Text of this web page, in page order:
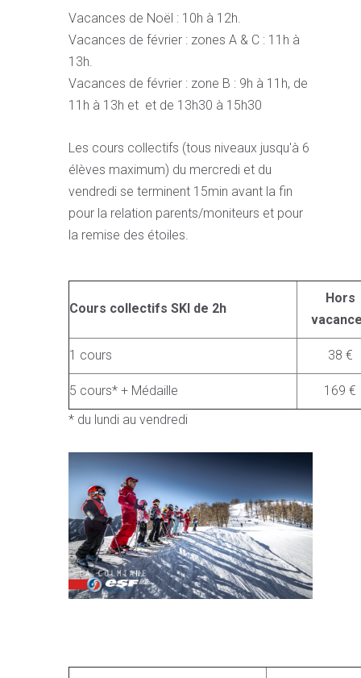
Vacances de Noël : 10h à 12h.
Vacances de février : zones A & C : 11h à
13h.
Vacances de février : zone B : 9h à 11h, de
11h à 13h et et de 13h30 à 15h30
Les cours collectifs (tous niveaux jusqu'à 6
élèves maximum) du mercredi et du
vendredi se terminent 15min avant la fin
pour la relation parents/moniteurs et pour
la remise des étoiles.
Cours collectifs SKI de 2h
Hors
1 cours 38 €
5 cours* + Médaille
169 €
* du lundi au vendredi